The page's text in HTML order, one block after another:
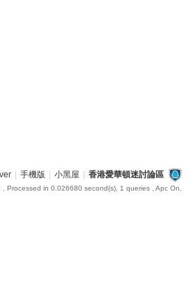
手機版 小黑屋 香港愛華頓迷討論區
, Processed in 0.026680 second(s), 1 queries , Apc On.